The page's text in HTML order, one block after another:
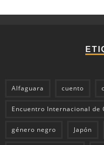
Alfaguara cuento
Encuentro Internacional de
género negro Japón